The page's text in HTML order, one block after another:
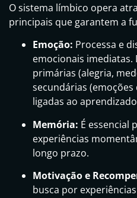
O sistema límbico opera
principais que garantem a
Emoção: Processa e
emocionais imediatas.
primárias (alegria,
secundárias (emoções
ligadas ao
Memória: É essencial
experiências
longo prazo.
Motivação e
busca por